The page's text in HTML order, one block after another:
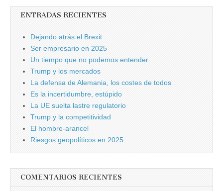
ENTRADAS RECIENTES
Dejando atrás el Brexit
Ser empresario en 2025
Un tiempo que no podemos entender
Trump y los mercados
La defensa de Alemania, los costes de todos
Es la incertidumbre, estúpido
La UE suelta lastre regulatorio
Trump y la competitividad
El hombre-arancel
Riesgos geopolíticos en 2025
COMENTARIOS RECIENTES